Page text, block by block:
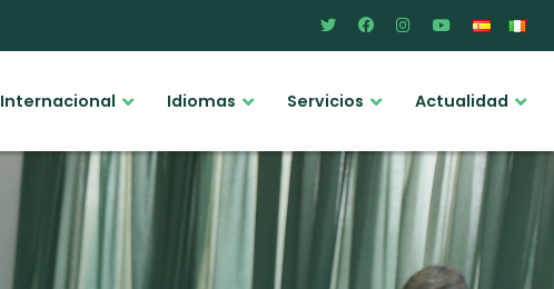
Internacional Idiomas Servicios Actualidad